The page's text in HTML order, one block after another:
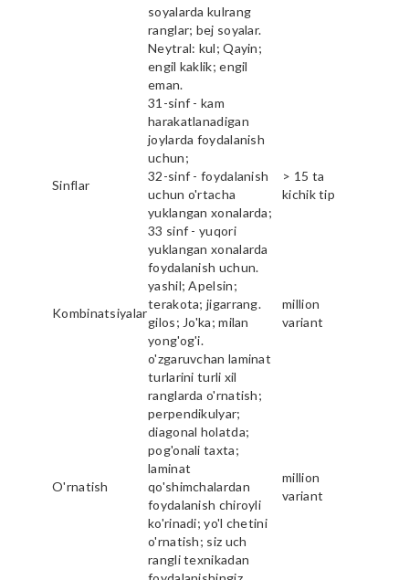
soyalarda kulrang
ranglar; bej soyalar.
Neytral: kul; Qayin;
engil kaklik; engil
eman.
Sinflar
31-sinf - kam
harakatlanadigan
joylarda foydalanish
uchun;
32-sinf - foydalanish
uchun o'rtacha
yuklangan xonalarda;
33 sinf - yuqori
yuklangan xonalarda
foydalanish uchun.
> 15 ta
kichik tip
Kombinatsiyalar
yashil; Apelsin;
terakota; jigarrang.
gilos; Jo'ka; milan
yong'og'i.
million
variant
O'rnatish
o'zgaruvchan laminat
turlarini turli xil
ranglarda o'rnatish;
perpendikulyar;
diagonal holatda;
pog'onali taxta;
laminat
qo'shimchalardan
foydalanish chiroyli
ko'rinadi; yo'l chetini
o'rnatish; siz uch
rangli texnikadan
million
variant